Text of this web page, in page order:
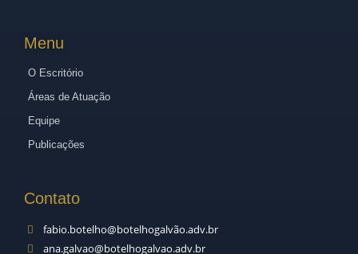
Menu
O Escritório
Áreas de Atuação
Equipe
Publicações
Contato
fabio.botelho@botelhogalvão.adv.br
ana.galvao@botelhogalvao.adv.br